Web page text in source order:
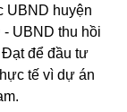
UBND huyện
UBND thu hồi
Đạt để đầu tư
tế vì dự án